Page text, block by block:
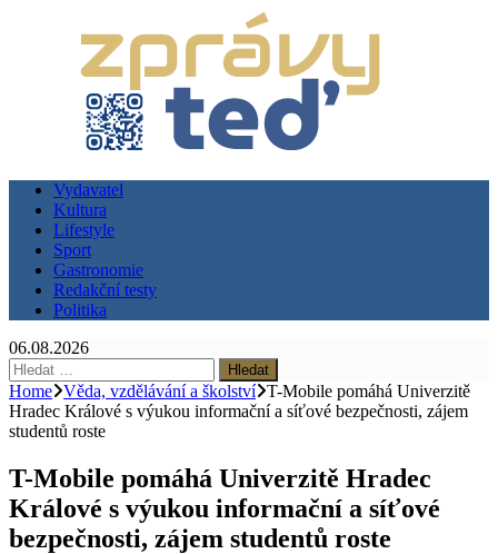
Vydavatel
Kultura
Lifestyle
Sport
Gastronomie
Redakční testy
Politika
06.08.2026
Vyhledávání
Home Věda, vzdělávání a školství T-Mobile pomáhá Univerzitě
Hradec Králové s výukou informační a síťové bezpečnosti, zájem
studentů roste
T-Mobile pomáhá Univerzitě Hradec
Králové s výukou informační a síťové
bezpečnosti, zájem studentů roste